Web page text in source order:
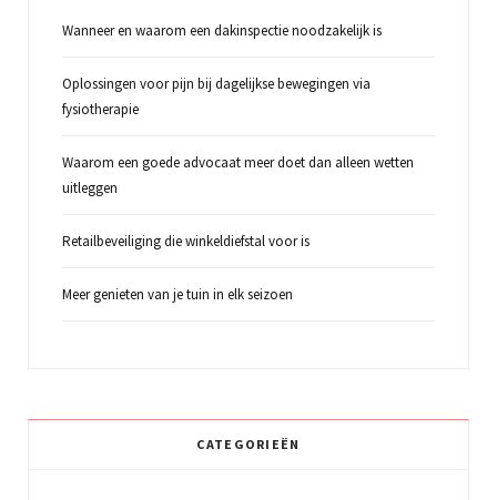
Wanneer en waarom een dakinspectie noodzakelijk is
Oplossingen voor pijn bij dagelijkse bewegingen via
fysiotherapie
Waarom een goede advocaat meer doet dan alleen wetten
uitleggen
Retailbeveiliging die winkeldiefstal voor is
Meer genieten van je tuin in elk seizoen
CATEGORIEËN